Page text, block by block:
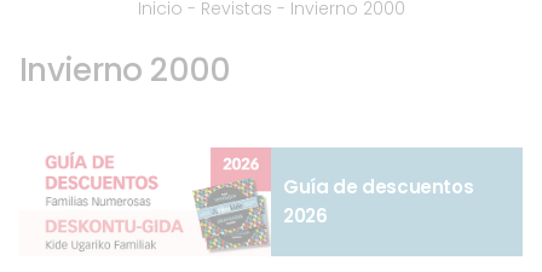
Inicio - Revistas - Invierno 2000
Invierno 2000
Guía de descuentos
2026